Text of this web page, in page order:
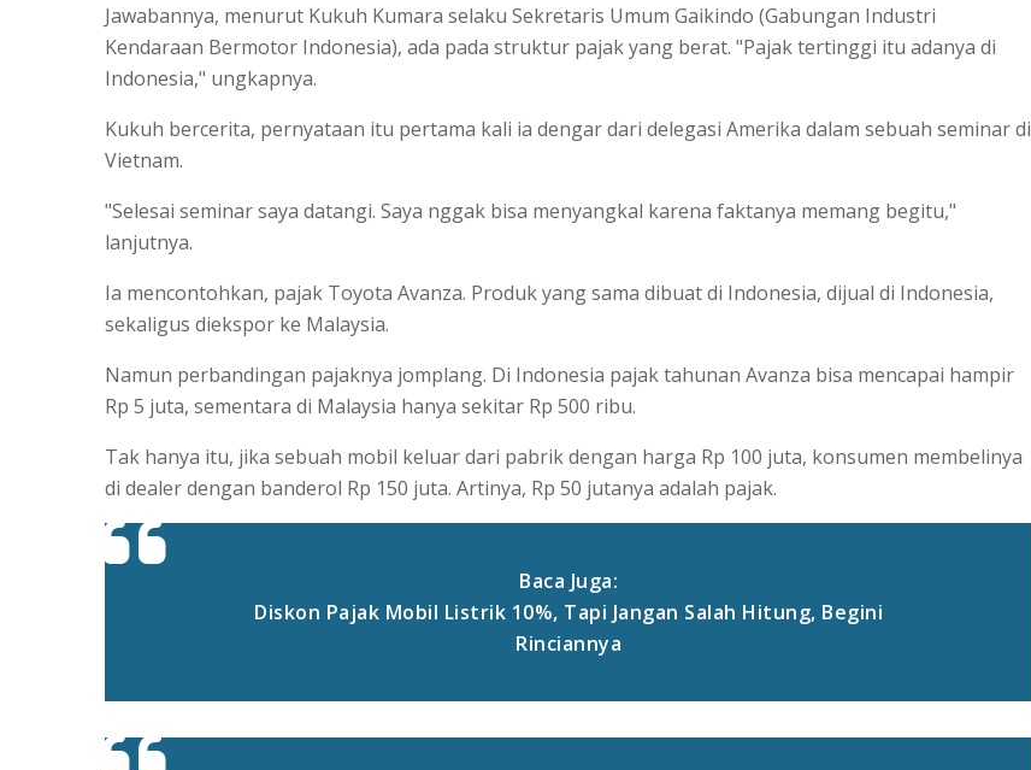
Jawabannya, menurut Kukuh Kumara selaku Sekretaris Umum Gaikindo (Gabungan Industri
Kendaraan Bermotor Indonesia), ada pada struktur pajak yang berat. "Pajak tertinggi itu adanya di
Indonesia," ungkapnya.
Kukuh bercerita, pernyataan itu pertama kali ia dengar dari delegasi Amerika dalam sebuah seminar di
Vietnam.
"Selesai seminar saya datangi. Saya nggak bisa menyangkal karena faktanya memang begitu,"
lanjutnya.
Ia mencontohkan, pajak Toyota Avanza. Produk yang sama dibuat di Indonesia, dijual di Indonesia,
sekaligus diekspor ke Malaysia.
Namun perbandingan pajaknya jomplang. Di Indonesia pajak tahunan Avanza bisa mencapai hampir
Rp 5 juta, sementara di Malaysia hanya sekitar Rp 500 ribu.
Tak hanya itu, jika sebuah mobil keluar dari pabrik dengan harga Rp 100 juta, konsumen membelinya
di dealer dengan banderol Rp 150 juta. Artinya, Rp 50 jutanya adalah pajak.
Baca Juga:
Diskon Pajak Mobil Listrik 10%, Tapi Jangan Salah Hitung, Begini
Rinciannya